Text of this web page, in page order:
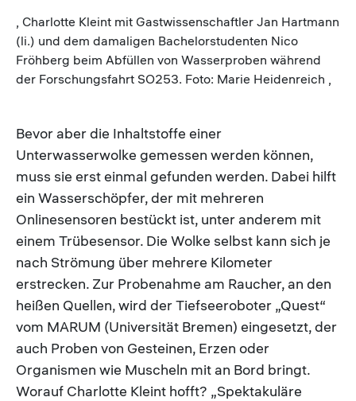
, Charlotte Kleint mit Gastwissenschaftler Jan Hartmann
(li.) und dem damaligen Bachelorstudenten Nico
Fröhberg beim Abfüllen von Wasserproben während
der Forschungsfahrt SO253. Foto: Marie Heidenreich ,
Bevor aber die Inhaltstoffe einer
Unterwasserwolke gemessen werden können,
muss sie erst einmal gefunden werden. Dabei hilft
ein Wasserschöpfer, der mit mehreren
Onlinesensoren bestückt ist, unter anderem mit
einem Trübesensor. Die Wolke selbst kann sich je
nach Strömung über mehrere Kilometer
erstrecken. Zur Probenahme am Raucher, an den
heißen Quellen, wird der Tiefseeroboter „Quest“
vom MARUM (Universität Bremen) eingesetzt, der
auch Proben von Gesteinen, Erzen oder
Organismen wie Muscheln mit an Bord bringt.
Worauf Charlotte Kleint hofft? „Spektakuläre